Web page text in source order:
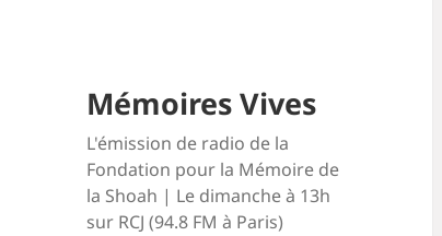
Mémoires Vives
L'émission de radio de la
Fondation pour la Mémoire de
la Shoah | Le dimanche à 13h
sur RCJ (94.8 FM à Paris)